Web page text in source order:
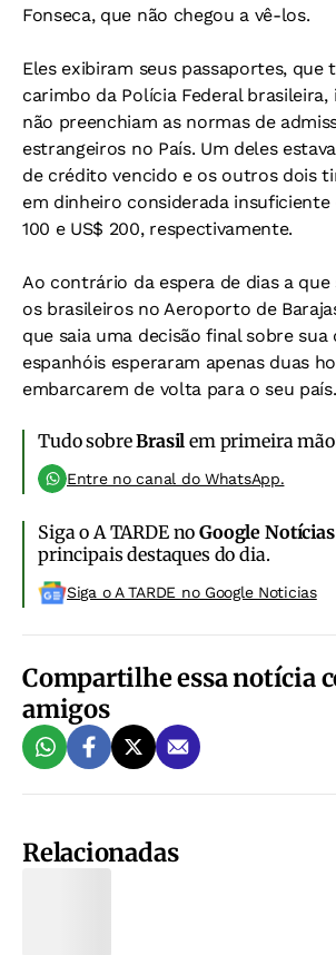
Fonseca, que não chegou a vê-los.
Eles exibiram seus passaportes, que
carimbo da Polícia Federal
não preenchiam as normas de
estrangeiros no País. Um deles
de crédito vencido e os outros dois
em dinheiro considerada insuficiente
100 e US$ 200, respectivamente.
Ao contrário da espera de dias a
os brasileiros no Aeroporto de
que saia uma decisão final sobre
espanhóis esperaram apenas duas
embarcarem de volta para o seu país.
Tudo sobreBrasil em primeira
Entre no canal do WhatsApp.
Siga o A TARDE noGoogle Notícias
principais destaques do dia.
Siga o A TARDE no Google Noticias
Compartilhe essa notícia
amigos
Relacionadas